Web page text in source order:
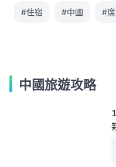
#住宿 #中國 #
中國旅遊攻略